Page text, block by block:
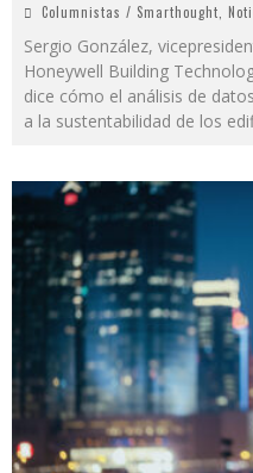
Columnistas / Smarthought
Sergio González,
Honeywell Building
dice cómo el análisis de
a la sustentabilidad de los